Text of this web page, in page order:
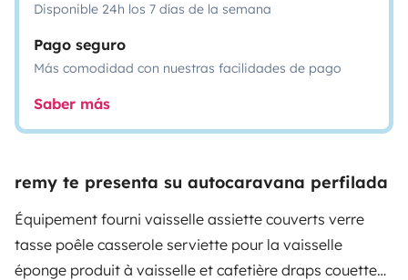
Disponible 24h los 7 días de la semana
Pago seguro
Más comodidad con nuestras facilidades de pago
Saber más
remy te presenta su autocaravana perfilada
Équipement fourni vaisselle assiette couverts verre
tasse poêle casserole serviette pour la vaisselle
éponge produit à vaisselle et cafetière draps couette